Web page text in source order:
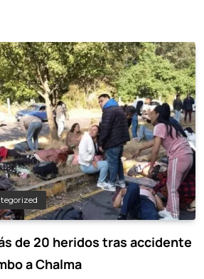
de 20 heridos tras accidente
a Chalma